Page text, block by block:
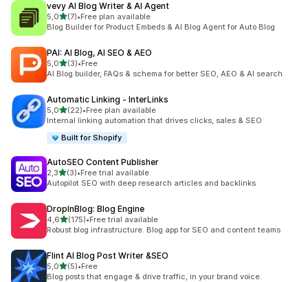
vevy AI Blog Writer & AI Agent
5,0na 5 gwiazdek
(7)
Łączna liczba recenzji: 7
•Free plan available
Blog Builder for Product Embeds & AI Blog Agent for Auto Blog
PAI: AI Blog, AI SEO & AEO
5,0na 5 gwiazdek
(3)
Łączna liczba recenzji: 3
•Free
AI Blog builder, FAQs & schema for better SEO, AEO & AI search
Automatic Linking ‑ InterLinks
5,0na 5 gwiazdek
(22)
Łączna liczba recenzji: 22
•Free plan available
Internal linking automation that drives clicks, sales & SEO
Built for Shopify
AutoSEO Content Publisher
2,3na 5 gwiazdek
(3)
Łączna liczba recenzji: 3
•Free trial available
Autopilot SEO with deep research articles and backlinks
DropInBlog: Blog Engine
4,6na 5 gwiazdek
(175)
Łączna liczba recenzji: 175
•Free trial available
Robust blog infrastructure. Blog app for SEO and content teams
Flint AI Blog Post Writer &SEO
5,0na 5 gwiazdek
(5)
Łączna liczba recenzji: 5
•Free
Blog posts that engage & drive traffic, in your brand voice.